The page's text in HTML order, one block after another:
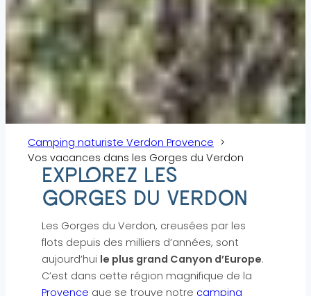
Camping naturiste Verdon Provence
Vos vacances dans les Gorges du Verdon
EXPLOREZ LES
GORGES DU VERDON
Les Gorges du Verdon, creusées par les
flots depuis des milliers d’années, sont
aujourd’hui le plus grand Canyon d’Europe.
C’est dans cette région magnifique de la
Provence que se trouve notre camping